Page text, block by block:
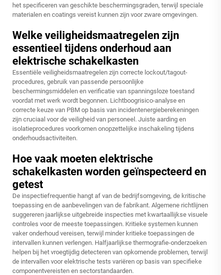
het specificeren van geschikte beschermingsgraden, terwijl speciale
materialen en coatings vereist kunnen zijn voor zware omgevingen.
Welke veiligheidsmaatregelen zijn
essentieel tijdens onderhoud aan
elektrische schakelkasten
Essentiële veiligheidsmaatregelen zijn correcte lockout/tagout-
procedures, gebruik van passende persoonlijke
beschermingsmiddelen en verificatie van spanningsloze toestand
voordat met werk wordt begonnen. Lichtboogrisico-analyse en
correcte keuze van PBM op basis van incidentenergieberekeningen
zijn cruciaal voor de veiligheid van personeel. Juiste aarding en
isolatieprocedures voorkomen onopzettelijke inschakeling tijdens
onderhoudsactiviteiten.
Hoe vaak moeten elektrische
schakelkasten worden geïnspecteerd en
getest
De inspectiefrequentie hangt af van de bedrijfsomgeving, de kritische
toepassing en de aanbevelingen van de fabrikant. Algemene richtlijnen
suggereren jaarlijkse uitgebreide inspecties met kwartaallijkse visuele
controles voor de meeste toepassingen. Kritieke systemen kunnen
vaker onderhoud vereisen, terwijl minder kritieke toepassingen de
intervallen kunnen verlengen. Halfjaarlijkse thermografie-onderzoeken
helpen bij het vroegtijdig detecteren van opkomende problemen, terwijl
de intervallen voor elektrische tests variëren op basis van specifieke
componentvereisten en sectorstandaarden.